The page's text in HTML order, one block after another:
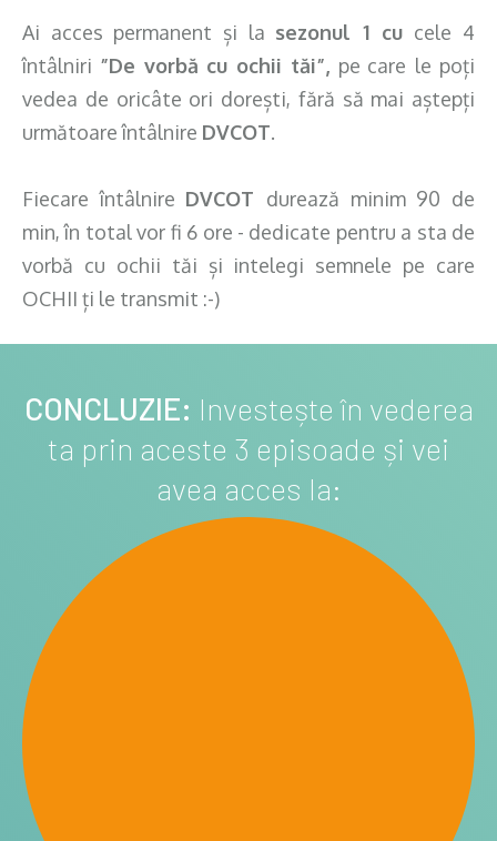
Ai acces permanent și la sezonul 1 cu cele 4
întâlniri ”De vorbă cu ochii tăi”, pe care le poți
vedea de oricâte ori dorești, fără să mai aștepți
următoare întâlnire DVCOT.
Fiecare întâlnire DVCOT durează minim 90 de
min, în total vor fi 6 ore - dedicate pentru a sta de
vorbă cu ochii tăi și intelegi semnele pe care
OCHII ți le transmit :-)
CONCLUZIE: Investește în vederea
ta prin aceste 3 episoade și vei
avea acces la: